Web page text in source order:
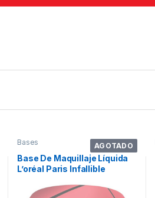
AGOTADO
Bases
Base De Maquillaje Líquida
L’oréal Paris Infallible